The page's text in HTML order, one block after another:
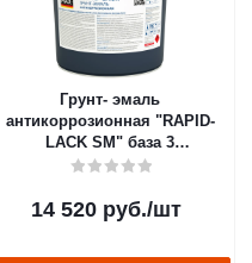
Грунт- эмаль
антикоррозионная "RAPID-
LACK SM" база 3
(бесцветная) 8,46 л (1)
14 520руб./шт